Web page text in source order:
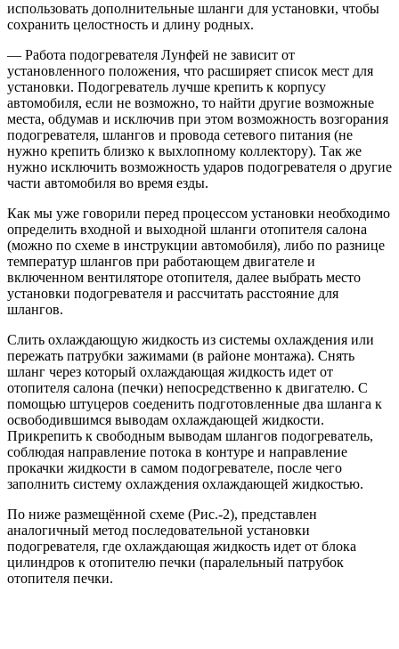
использовать дополнительные шланги для установки, чтобы
сохранить целостность и длину родных.
— Работа подогревателя Лунфей не зависит от
установленного положения, что расширяет список мест для
установки. Подогреватель лучше крепить к корпусу
автомобиля, если не возможно, то найти другие возможные
места, обдумав и исключив при этом возможность возгорания
подогревателя, шлангов и провода сетевого питания (не
нужно крепить близко к выхлопному коллектору). Так же
нужно исключить возможность ударов подогревателя о другие
части автомобиля во время езды.
Как мы уже говорили перед процессом установки необходимо
определить входной и выходной шланги отопителя салона
(можно по схеме в инструкции автомобиля), либо по разнице
температур шлангов при работающем двигателе и
включенном вентиляторе отопителя, далее выбрать место
установки подогревателя и рассчитать расстояние для
шлангов.
Слить охлаждающую жидкость из системы охлаждения или
пережать патрубки зажимами (в районе монтажа). Снять
шланг через который охлаждающая жидкость идет от
отопителя салона (печки) непосредственно к двигателю. С
помощью штуцеров соеденить подготовленные два шланга к
освободившимся выводам охлаждающей жидкости.
Прикрепить к свободным выводам шлангов подогреватель,
соблюдая направление потока в контуре и направление
прокачки жидкости в самом подогревателе, после чего
заполнить систему охлаждения охлаждающей жидкостью.
По ниже размещённой схеме (Рис.-2), представлен
аналогичный метод последовательной установки
подогревателя, где охлаждающая жидкость идет от блока
цилиндров к отопителю печки (паралельный патрубок
отопителя печки.